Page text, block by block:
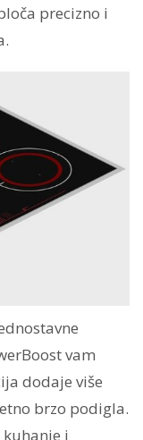
precizno i
vam
dodaje više
brzo podigla.
i